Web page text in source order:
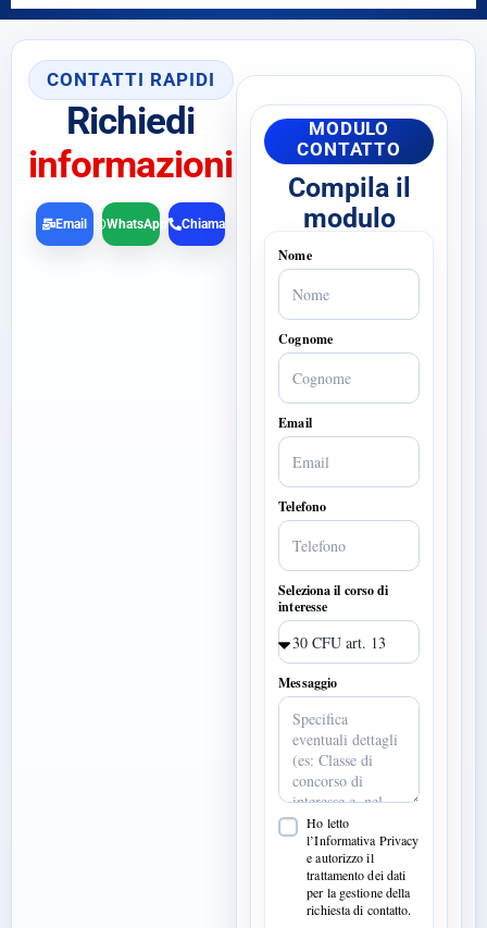
CONTATTI RAPIDI
Richiedi
informazioni
Chiama
Email WhatsApp
MODULO
CONTATTO
Compila il
modulo
Nome
Cognome
Email
Telefono
Seleziona il corso di
interesse
Messaggio
Ho letto
l’Informativa Privacy
e autorizzo il
trattamento dei dati
per la gestione della
richiesta di contatto.